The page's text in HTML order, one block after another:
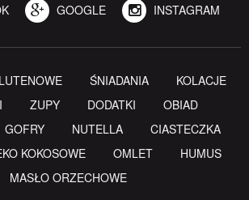
GOOGLE INSTAGRAM
ŚNIADANIA
KOLACJE
ZUPY DODATKI
OBIAD
GOFRY NUTELLA
CIASTECZKA
KOKOSOWE OMLET
HUMUS
MASŁO ORZECHOWE